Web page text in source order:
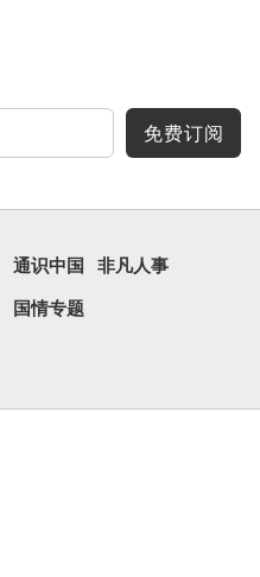
免费订阅
通识中国 非凡人事
国情专题